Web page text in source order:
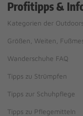
Profitipps &
Kategorien der
Größen, Weiten,
Wanderschuhe FAQ
Tipps zu Strümpfen
Tipps zur Schuhpflege
Tipps zu Pflegemitteln